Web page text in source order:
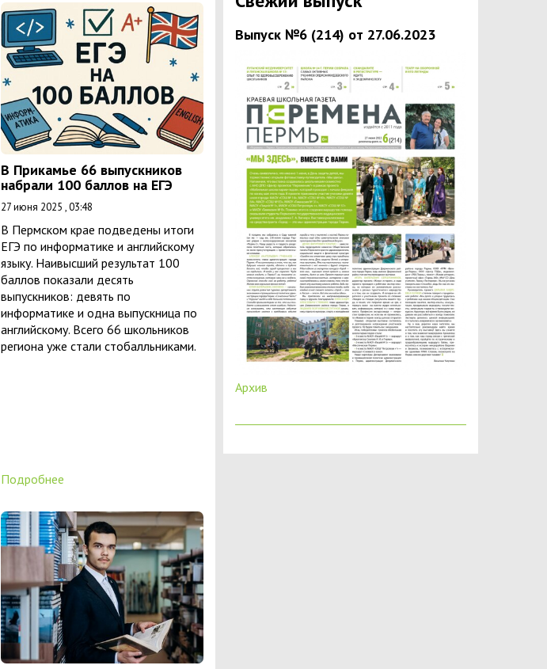
В Прикамье 66 выпускников
набрали 100 баллов на ЕГЭ
27 июня 2025 , 03:48
В Пермском крае подведены итоги
ЕГЭ по информатике и английскому
языку. Наивысший результат 100
баллов показали десять
выпускников: девять по
информатике и одна выпускница по
английскому. Всего 66 школьников
региона уже стали стобалльниками.
Подробнее
Выпуск №6 (214) от 27.06.2023
Архив